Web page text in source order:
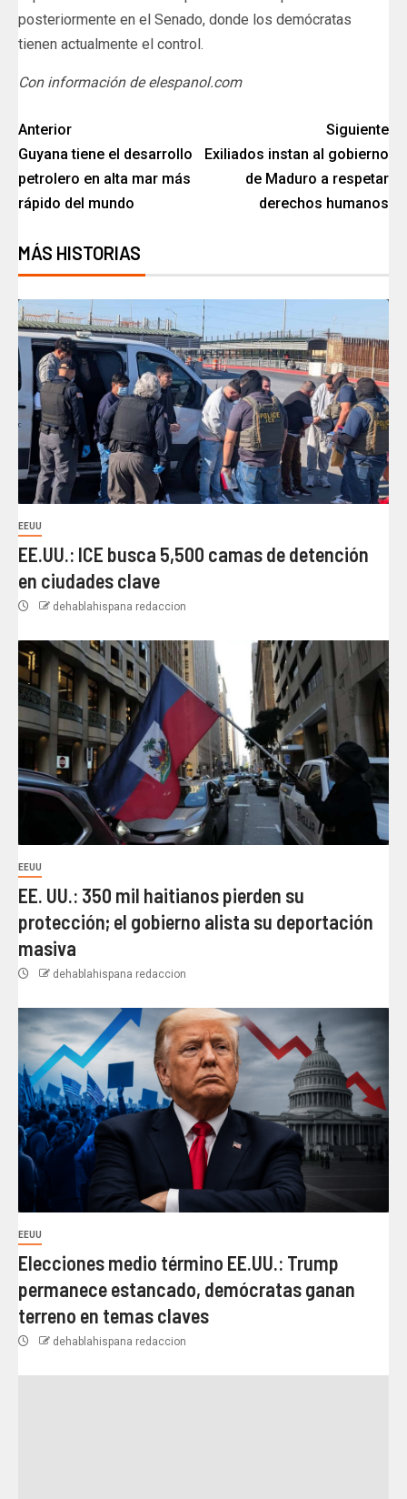
posteriormente en el Senado, donde los demócratas
tienen actualmente el control.
Con información de elespanol.com
Anterior
Guyana tiene el desarrollo
petrolero en alta mar más
rápido del mundo
Siguiente
Exiliados instan al gobierno
de Maduro a respetar
derechos humanos
MÁS HISTORIAS
EEUU
EE.UU.: ICE busca 5,500 camas de detención
en ciudades clave
dehablahispana redaccion
EEUU
EE. UU.: 350 mil haitianos pierden su
protección; el gobierno alista su deportación
masiva
dehablahispana redaccion
EEUU
Elecciones medio término EE.UU.: Trump
permanece estancado, demócratas ganan
terreno en temas claves
dehablahispana redaccion